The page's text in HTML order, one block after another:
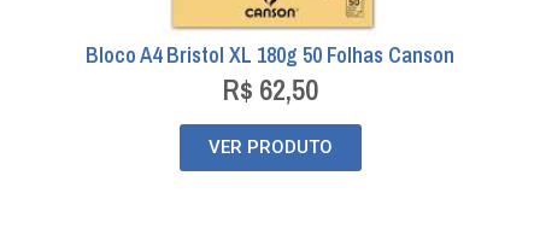
Bloco A4 Bristol XL 180g 50 Folhas Canson
R$ 62,50
VER PRODUTO